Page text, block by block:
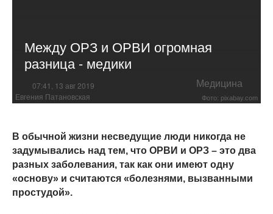
Между ОРЗ и ОРВИ огромная
разница - медики
07:41, 13 авг 2019 Медицина
Евгения Патановская Фото: pixabay.com
В обычной жизни несведущие люди никогда не
задумывались над тем, что ОРВИ и ОРЗ – это два
разных заболевания, так как они имеют одну
«основу» и считаются «болезнями, вызванными
простудой».